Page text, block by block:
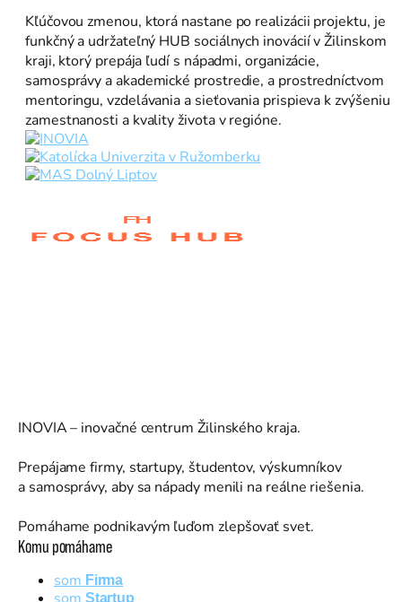
Kľúčovou zmenou, ktorá nastane po realizácii projektu, je
funkčný a udržateľný HUB sociálnych inovácií v Žilinskom
kraji, ktorý prepája ľudí s nápadmi, organizácie,
samosprávy a akademické prostredie, a prostredníctvom
mentoringu, vzdelávania a sieťovania prispieva k zvýšeniu
zamestnanosti a kvality života v regióne.
INOVIA – inovačné centrum Žilinského kraja.
Prepájame firmy, startupy, študentov, výskumníkov
a samosprávy, aby sa nápady menili na reálne riešenia.
Pomáhame podnikavým ľuďom zlepšovať svet.
Komu pomáhame
som Firma
Startup